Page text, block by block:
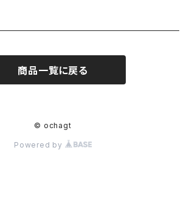
商品一覧に戻る
© ochagt
Powered by